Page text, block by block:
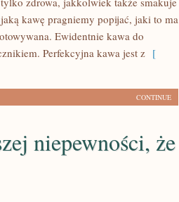
kawę pragniemy popijać, jaki to ma
Ewidentnie kawa do
Perfekcyjna kawa jest z [
CONTINUE
niepewności, że